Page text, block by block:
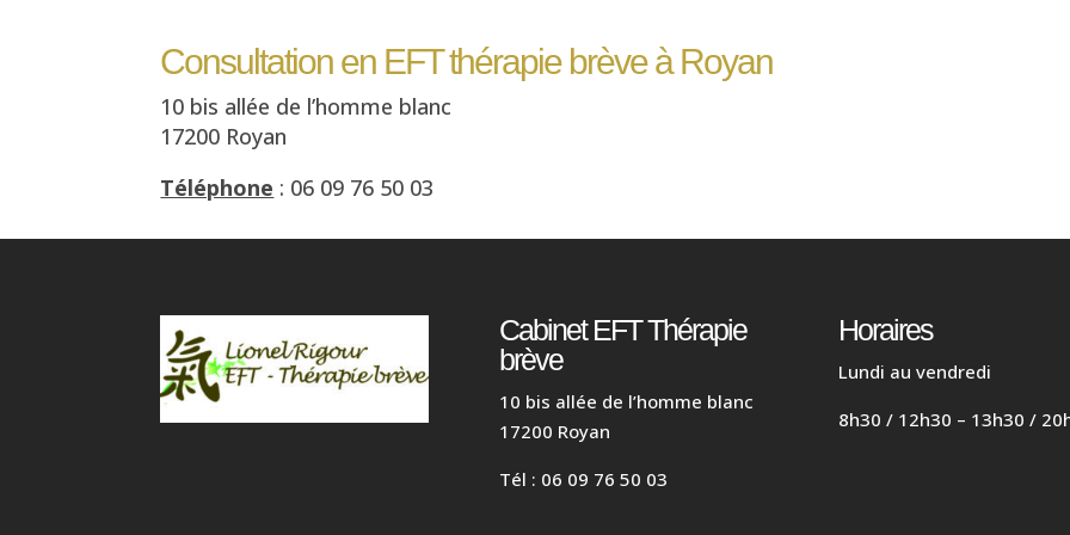
Consultation en EFT thérapie brève à Royan
10 bis allée de l’homme blanc
17200 Royan
Téléphone : 06 09 76 50 03
Cabinet EFT Thérapie
brève
10 bis allée de l’homme blanc
17200 Royan
Tél : 06 09 76 50 03
Horaires
Lundi au vendredi
8h30 / 12h30 – 13h30 /